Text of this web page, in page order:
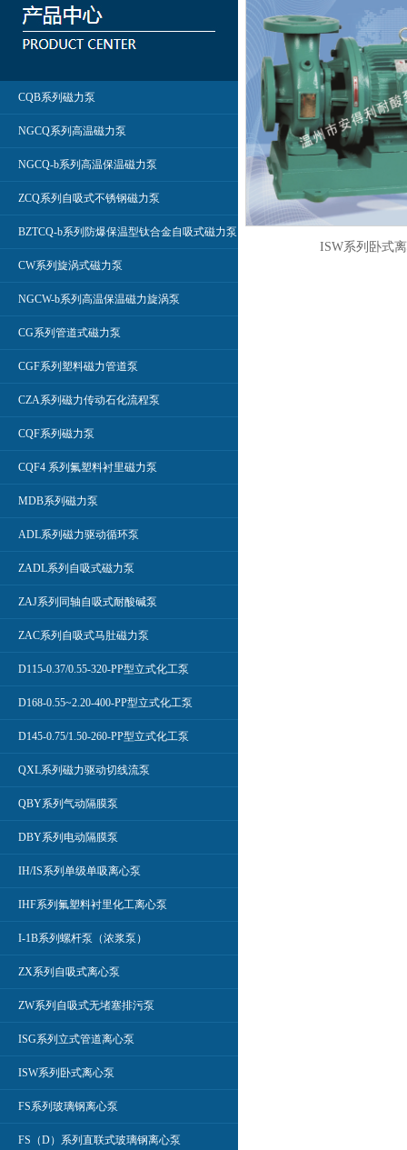
CQB系列磁力泵
NGCQ系列高温磁力泵
NGCQ-b系列高温保温磁力泵
ZCQ系列自吸式不锈钢磁力泵
BZTCQ-b系列防爆保温型钛合金自吸式磁力泵
CW系列旋涡式磁力泵
NGCW-b系列高温保温磁力旋涡泵
CG系列管道式磁力泵
CGF系列塑料磁力管道泵
CZA系列磁力传动石化流程泵
CQF系列磁力泵
CQF4 系列氟塑料衬里磁力泵
MDB系列磁力泵
ADL系列磁力驱动循环泵
ZADL系列自吸式磁力泵
ZAJ系列同轴自吸式耐酸碱泵
ZAC系列自吸式马肚磁力泵
D115-0.37/0.55-320-PP型立式化工泵
D168-0.55~2.20-400-PP型立式化工泵
D145-0.75/1.50-260-PP型立式化工泵
QXL系列磁力驱动切线流泵
QBY系列气动隔膜泵
DBY系列电动隔膜泵
IH/IS系列单级单吸离心泵
IHF系列氟塑料衬里化工离心泵
I-1B系列螺杆泵（浓浆泵）
ZX系列自吸式离心泵
ZW系列自吸式无堵塞排污泵
ISG系列立式管道离心泵
ISW系列卧式离心泵
FS系列玻璃钢离心泵
FS（D）系列直联式玻璃钢离心泵
ISW系列卧式